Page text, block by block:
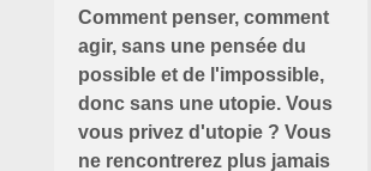
Comment penser, comment
agir, sans une pensée du
possible et de l'impossible,
donc sans une utopie. Vous
vous privez d'utopie ? Vous
ne rencontrerez plus jamais